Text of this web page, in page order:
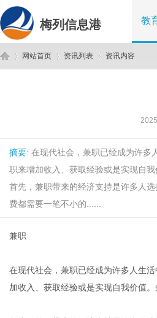
梅列信息港 教
网站首页 资讯列表 资讯内容
摘要: 在现代社会，兼职已经成为许多
职来增加收入、获取经验或是实现自
首先，兼职带来的经济支持是许多人
费都需要一笔不小的......
兼职
在现代社会，兼职已经成为许多人生
加收入、获取经验或是实现自我价值